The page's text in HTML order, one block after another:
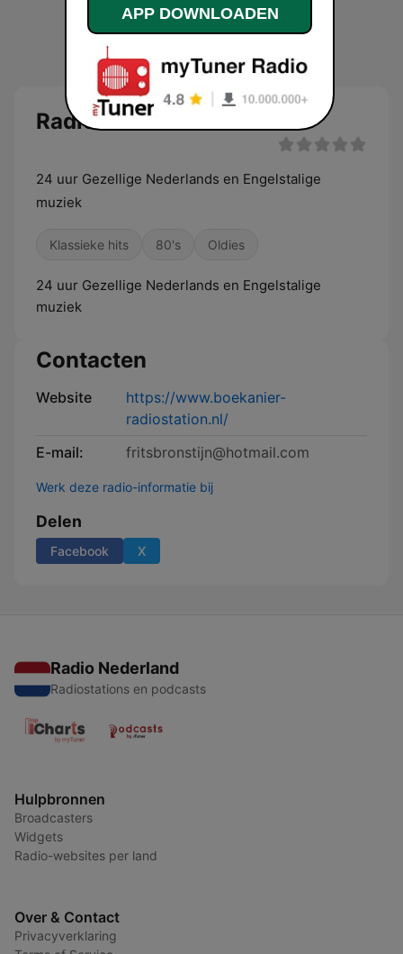
Radio Boekanier
24 uur Gezellige Nederlands en Engelstalige
muziek
Klassieke hits 80's Oldies
24 uur Gezellige Nederlands en Engelstalige
muziek
Contacten
Website
https://www.boekanier-
radiostation.nl/
E-mail:
fritsbronstijn@hotmail.com
Werk deze radio-informatie bij
Delen
Facebook X
Radio Nederland
Radiostations en podcasts
Hulpbronnen
Broadcasters
Widgets
Radio-websites per land
Over & Contact
Privacyverklaring
APP DOWNLOADEN